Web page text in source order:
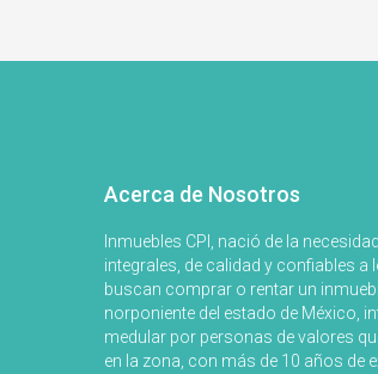
Acerca de Nosotros
Inmuebles CPI, nació de la
integrales, de calidad y confiables a
buscan comprar o rentar un
norponiente del estado de México,
medular por personas de valores
en la zona, con más de 10 años de